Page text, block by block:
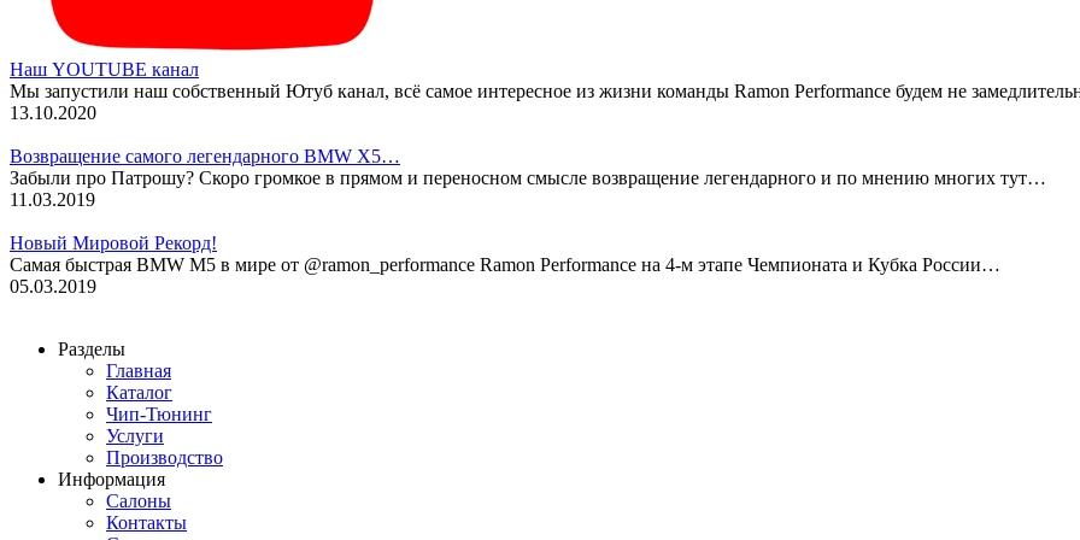
Наш YOUTUBE канал
Мы запустили наш собственный Ютуб канал, всё самое интересное из жизни команды Ramon Performance будем не
13.10.2020
Возвращение самого легендарного BMW X5…
Забыли про Патрошу? Скоро громкое в прямом и переносном смысле возвращение легендарного и по мнению многих тут…
11.03.2019
Новый Мировой Рекорд!
Cамая быстрая BMW M5 в мире от @ramon_performance Ramon Performance на 4-м этапе Чемпионата и Кубка России…
05.03.2019
Разделы
Главная
Каталог
Чип-Тюнинг
Услуги
Производство
Информация
Салоны
Контакты